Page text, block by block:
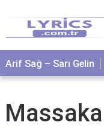
Arif Sağ – Sarı Gelin